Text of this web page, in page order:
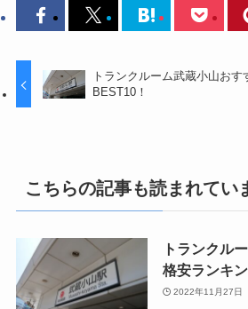
トランクルーム武蔵小山お
BEST10！
こちらの記事も読まれてい
トランクル
格安ランキ
2022年11月27日